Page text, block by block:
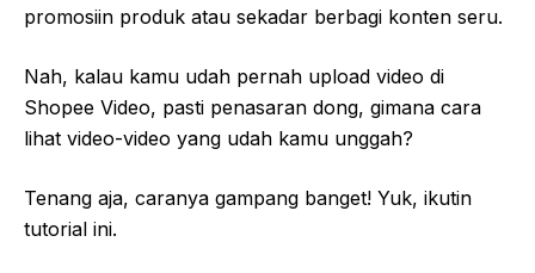
promosiin produk atau sekadar berbagi konten seru.
Nah, kalau kamu udah pernah upload video di
Shopee Video, pasti penasaran dong, gimana cara
lihat video-video yang udah kamu unggah?
Tenang aja, caranya gampang banget! Yuk, ikutin
tutorial ini.